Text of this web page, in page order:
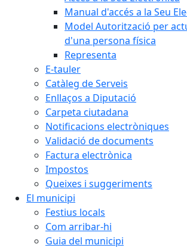
Manual d'accés a la Seu
Model Autorització per
d'una persona física
Representa
E-tauler
Catàleg de Serveis
Enllaços a Diputació
Carpeta ciutadana
Notificacions electròniques
Validació de documents
Factura electrònica
Impostos
Queixes i suggeriments
El municipi
Festius locals
Com arribar-hi
Guia del municipi